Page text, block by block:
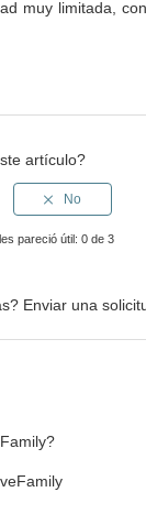
muy limitada,
artículo?
pareció útil: 0 de 3
Enviar una